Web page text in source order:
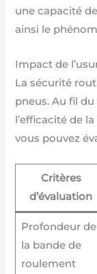
une capacité
ainsi le
Impact de
La sécurité
pneus. Au fil du
l’efficacité de
vous pouvez
Critères
d’évaluation
Profondeur de
la bande de
roulement